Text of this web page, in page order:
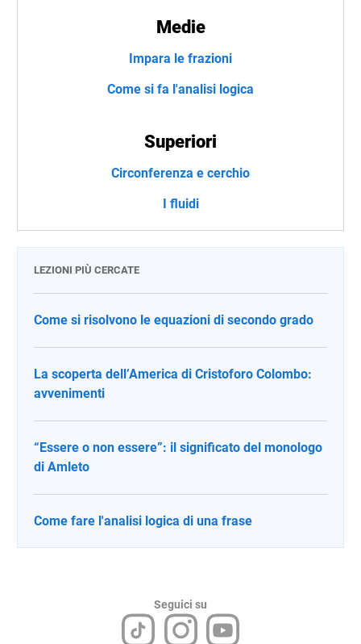
Medie
Impara le frazioni
Come si fa l'analisi logica
Superiori
Circonferenza e cerchio
I fluidi
LEZIONI PIÙ CERCATE
Come si risolvono le equazioni di secondo grado
La scoperta dell’America di Cristoforo Colombo:
avvenimenti
“Essere o non essere”: il significato del monologo
di Amleto
Come fare l'analisi logica di una frase
Seguici su